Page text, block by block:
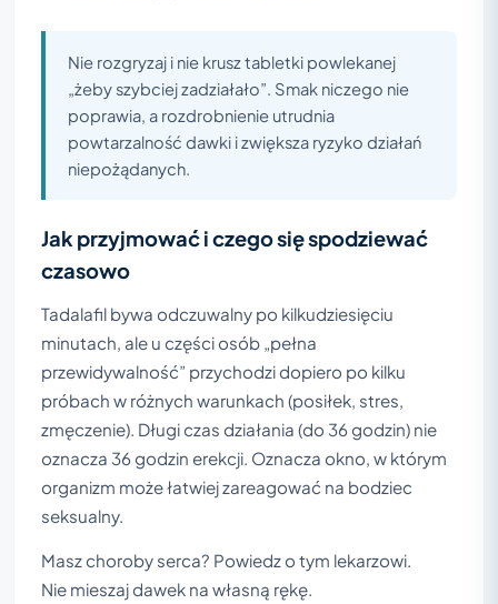
Nie rozgryzaj i nie krusz tabletki powlekanej
„żeby szybciej zadziałało”. Smak niczego nie
poprawia, a rozdrobnienie utrudnia
powtarzalność dawki i zwiększa ryzyko działań
niepożądanych.
Jak przyjmować i czego się spodziewać
czasowo
Tadalafil bywa odczuwalny po kilkudziesięciu
minutach, ale u części osób „pełna
przewidywalność” przychodzi dopiero po kilku
próbach w różnych warunkach (posiłek, stres,
zmęczenie). Długi czas działania (do 36 godzin) nie
oznacza 36 godzin erekcji. Oznacza okno, w którym
organizm może łatwiej zareagować na bodziec
seksualny.
Masz choroby serca? Powiedz o tym lekarzowi.
Nie mieszaj dawek na własną rękę.